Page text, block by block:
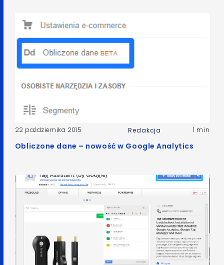
22 października 2015 Redakcja 1 min
Obliczone dane – nowość w Google Analytics